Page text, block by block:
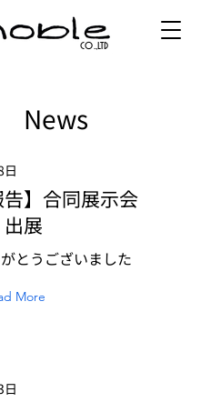
co.,ltd
News
告】合同展示会
展
とうございました
More